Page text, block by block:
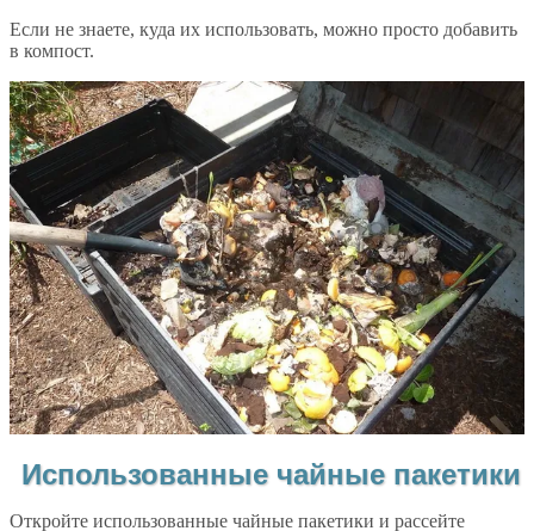
Если не знаете, куда их использовать, можно просто добавить
в компост.
Использованные чайные пакетики
Откройте использованные чайные пакетики и рассейте